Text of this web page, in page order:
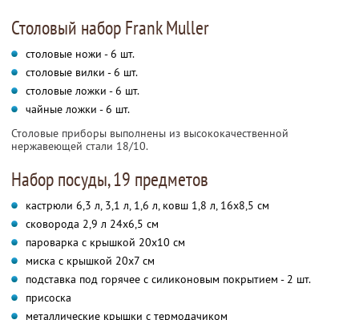
Столовый набор Frank Muller
столовые ножи - 6 шт.
столовые вилки - 6 шт.
столовые ложки - 6 шт.
чайные ложки - 6 шт.
Столовые приборы выполнены из высококачественной
нержавеющей стали 18/10.
Набор посуды, 19 предметов
кастрюли 6,3 л, 3,1 л, 1,6 л, ковш 1,8 л, 16x8,5 см
сковорода 2,9 л 24x6,5 см
пароварка с крышкой 20x10 см
миска с крышкой 20x7 см
подставка под горячее с силиконовым покрытием - 2 шт.
присоска
металлические крышки с термодачиком